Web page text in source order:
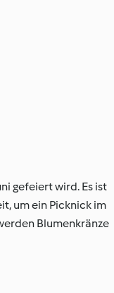
gefeiert wird. Es ist
um ein Picknick im
Blumenkränze